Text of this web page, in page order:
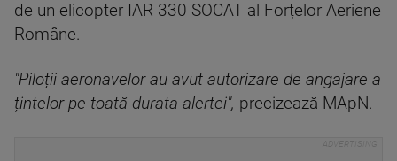
de un elicopter IAR 330 SOCAT al Forțelor Aeriene
Române.
"Piloții aeronavelor au avut autorizare de angajare a
țintelor pe toată durata alertei", precizează MApN.